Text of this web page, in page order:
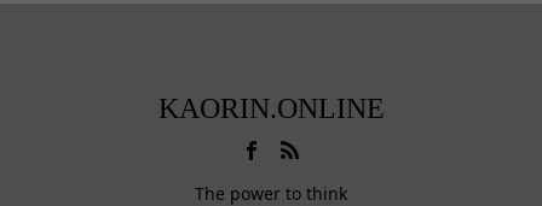
KAORIN.ONLINE
The power to think